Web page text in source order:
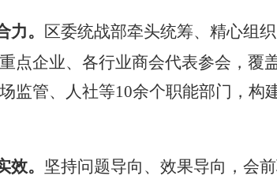
力。 区委统战部牵头统筹、精心组
点企业、各行业商会代表参会，覆
监管、人社等10余个职能部门，构
效。 坚持问题导向、效果导向，会